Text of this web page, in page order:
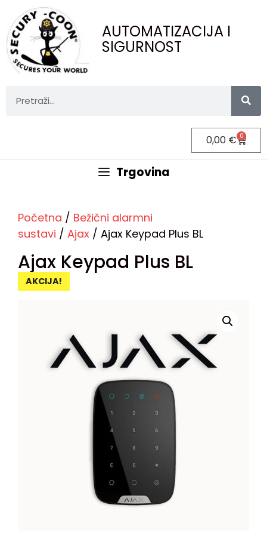
AUTOMATIZACIJA I
SIGURNOST
0,00 € 0
Trgovina
Početna / Bežični alarmni
sustavi / Ajax / Ajax Keypad Plus BL
Ajax Keypad Plus BL
AKCIJA!